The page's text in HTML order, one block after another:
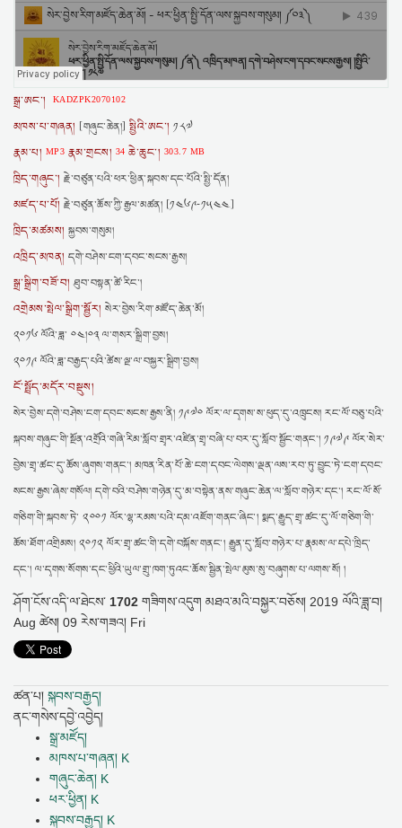
སྒྲ་ཨང་། KADZPK2070102
མཁས་པ་གཞན། [གཞུང་ཆེན།]སྤྱིའི་ཨང་། ༡༨༧
རྣམ་པ། MP3 རྣམ་གྲངས། 34 ཆེ་ཆུང་། 303.7 MB
ཁྲིད་གཞུང་། རྗེ་བཙུན་པའི་ཕར་ཕྱིན་སྐབས་དང་པོའི་སྤྱི་དོན།
མཛད་པ་པོ། རྗེ་བཙུན་ཆོས་ཀྱི་རྒྱལ་མཚན། [༡༤༦༩-༡༥༤༤]
ཁྲིད་མཚམས། སྐྱབས་གསུམ།
འཁྲིད་མཁན། དགེ་བཤེས་ངག་དབང་སངས་རྒྱས།
སྒྲ་སྒྲིག་བཟོ་བ། ཐུབ་བསྟན་ཚེ་རིང་།
འགྲེམས་སྤེལ་སྒྲིག་སྦྱོར། སེར་བྱེས་རིག་མཛོད་ཆེན་མོ།
༢༠༡༦ ལོའི་ཟླ་ ༠༤།༠༣ ལ་གསར་སྒྲིག་བྱས།
༢༠༡༩ ལོའི་ཟླ་བརྒྱད་པའི་ཚེས་ལྔ་ལ་བསྐྱར་སྒྲིག་བྱས།
ངོ་སྤྲོད་མདོར་བསྡུས།
སེར་བྱེས་དགེ་བཤེས་ངག་དབང་སངས་རྒྱས་ནི། ༡༩༧༠ ལོར་ལ་དྭགས་ས་ཕུད་དུ་འཁྲུངས། རང་ལོ་བཅུ་པའི་
སྐབས་གཞུང་གི་སྔོན་འགྲོའི་གཞི་རིམ་སློབ་གྲྭར་འཛིན་གྲྭ་བཞི་པ་བར་དུ་སློབ་སྦྱོང་གནང་། ༡༩༧༩ ལོར་སེར་
བྱེས་གྲྭ་ཚང་དུ་ཆོས་ཞུགས་གནང་། མཁན་རིན་པོ་ཆེ་ངག་དབང་ལེགས་ལྡན་ལས་རབ་ཏུ་བྱུང་ཏེ་ངག་དབང་
སངས་རྒྱས་ཞེས་གསོལ། དགེ་བའི་བཤེས་གཉེན་དུ་མ་བསྟེན་ནས་གཞུང་ཆེན་ལ་སློབ་གཉེར་དང་། རང་ལོ་སོ་
གཅིག་གི་སྐབས་ཏེ་ ༢༠༠༡ ལོར་ལྷ་རམས་པའི་དམ་འཇོག་གནང་ཞིང་། སྨད་རྒྱུད་གྲྭ་ཚང་དུ་ལོ་གཅིག་གི་
ཆོས་ཐོག་འགྲིམས། ༢༠༡༢ ལོར་གྲྭ་ཚང་གི་དགེ་བསྐོས་གནང་། རྒྱུན་དུ་སློབ་གཉེར་པ་རྣམས་ལ་དཔེ་ཁྲིད་
དང་། ལ་དྭགས་སོགས་དང་ཕྱིའི་ཡུལ་གྲུ་ཁག་ཏུའང་ཆོས་སྦྱིན་སྤེལ་མུས་སུ་བཞུགས་པ་ལགས་སོ། །
ཤོག་ངོས་འདི་ལ་ཐེངས་ 1702 གཟིགས་འདུག མཐའ་མའི་བསྐྱར་བཅོས། 2019 ལོའི་ཟླ་བ།
Aug ཚེས། 09 རེས་གཟའ། Fri
ཚན་པ། སྐབས་བརྒྱད།
ནང་གསེས་དབྱེ་འབྱེད།
སྒྲ་མཛོད།
མཁས་པ་གཞན། K
གཞུང་ཆེན། K
ཕར་ཕྱིན། K
སྐབས་བརྒྱད། K